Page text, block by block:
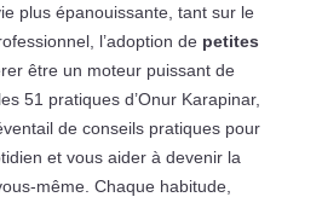
plus épanouissante, tant sur le
l’adoption de petites
être un moteur puissant de
51 pratiques d’Onur Karapinar,
de conseils pratiques pour
et vous aider à devenir la
même. Chaque habitude,